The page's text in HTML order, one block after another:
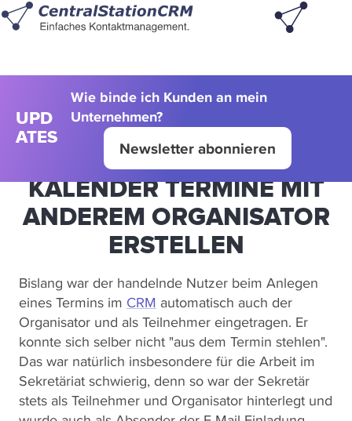
UPD
ATES
Wie binde ich Kunden an mein
Unternehmen?
Newsletter abonnieren
KALENDER TERMINE MIT
ANDEREM ORGANISATOR
ERSTELLEN
Bislang war der handelnde Nutzer beim Anlegen
eines Termins im CRM automatisch auch der
Organisator und als Teilnehmer eingetragen. Er
konnte sich selber nicht "aus dem Termin stehlen".
Das war natürlich insbesondere für die Arbeit im
Sekretäriat schwierig, denn so war der Sekretär
stets als Teilnehmer und Organisator hinterlegt und